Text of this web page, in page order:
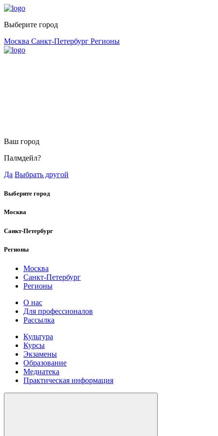
Выберите город
Москва Санкт-Петербург Регионы
Ваш город
Палмдейл?
Да Выбрать другой
Выберите город
Москва
Санкт-Петербург
Регионы
Москва
Санкт-Петербург
Регионы
О нас
Для профессионалов
Рассылка
Культура
Курсы
Экзамены
Образование
Медиатека
Практическая информация